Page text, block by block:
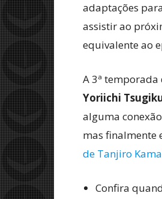
adaptações
assistir ao
equivalente ao
A 3ª temporada
Yoriichi
alguma
mas finalmente
de Tanjiro
Confira